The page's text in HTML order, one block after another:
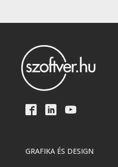
GRAFIKA ÉS DESIGN